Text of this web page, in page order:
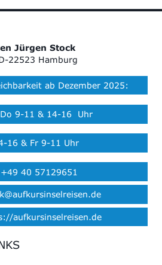
Jürgen Stock
22523 Hamburg
ab Dezember 2025:
9-11 & 14-16 Uhr
16 & Fr 9-11 Uhr
40 57129651
aufkursinselreisen.de